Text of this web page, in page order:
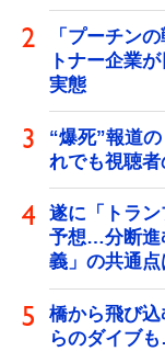
「プーチン
トナー企業
実態
“爆死”報道
れでも視聴
遂に「トラ
予想…分断進
義」の共通
橋から飛び
らのダイブ